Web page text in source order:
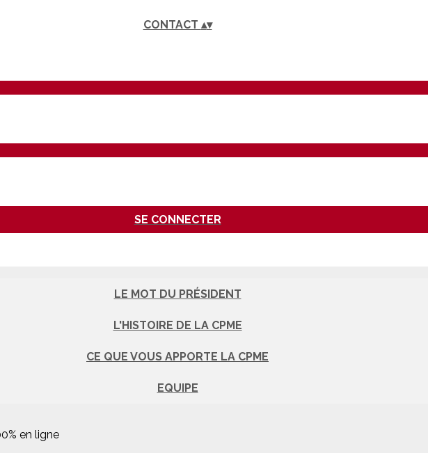
CONTACT ▴▾
SE CONNECTER
LE MOT DU PRÉSIDENT
L'HISTOIRE DE LA CPME
CE QUE VOUS APPORTE LA CPME
EQUIPE